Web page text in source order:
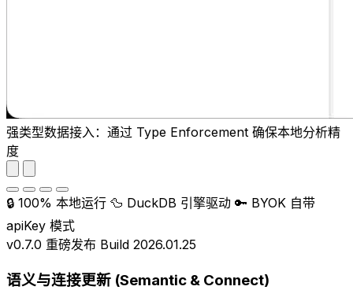
强类型数据接入：通过 Type Enforcement 确保本地分析精
度
🔒 100% 本地运行 🦆 DuckDB 引擎驱动 🔑 BYOK 自带
apiKey 模式
v0.7.0 重磅发布 Build 2026.01.25
语义与连接更新 (Semantic & Connect)